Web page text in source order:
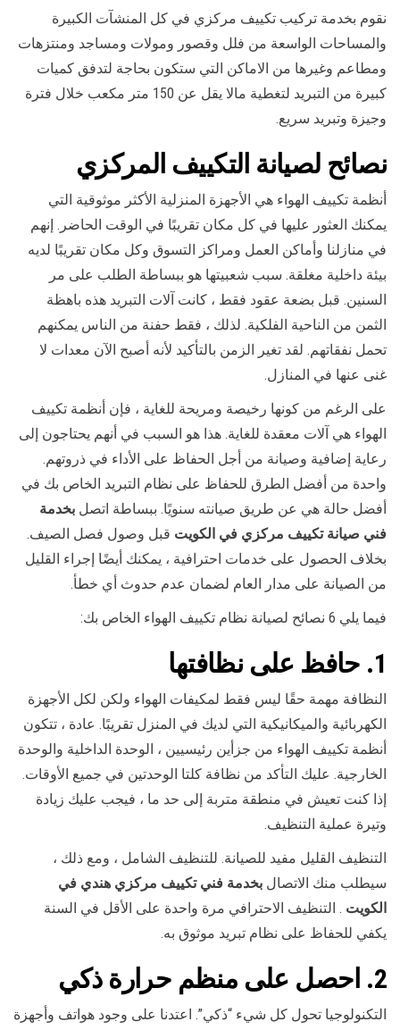
نقوم بخدمة تركيب تكييف مركزي في كل المنشآت الكبيرة
والمساحات الواسعة من فلل وقصور ومولات ومساجد ومنتزهات
ومطاعم وغيرها من الاماكن التي ستكون بحاجة لتدفق كميات
كبيرة من التبريد لتغطية مالا يقل عن 150 متر مكعب خلال فترة
وجيزة وتبريد سريع.
نصائح لصيانة التكييف المركزي
أنظمة تكييف الهواء هي الأجهزة المنزلية الأكثر موثوقية التي
يمكنك العثور عليها في كل مكان تقريبًا في الوقت الحاضر. إنهم
في منازلنا وأماكن العمل ومراكز التسوق وكل مكان تقريبًا لديه
بيئة داخلية مغلقة. سبب شعبيتها هو ببساطة الطلب على مر
السنين. قبل بضعة عقود فقط ، كانت آلات التبريد هذه باهظة
الثمن من الناحية الفلكية. لذلك ، فقط حفنة من الناس يمكنهم
تحمل نفقاتهم. لقد تغير الزمن بالتأكيد لأنه أصبح الآن معدات لا
غنى عنها في المنازل.
على الرغم من كونها رخيصة ومريحة للغاية ، فإن أنظمة تكييف
الهواء هي آلات معقدة للغاية. هذا هو السبب في أنهم يحتاجون إلى
رعاية إضافية وصيانة من أجل الحفاظ على الأداء في ذروتهم.
واحدة من أفضل الطرق للحفاظ على نظام التبريد الخاص بك في
أفضل حالة هي عن طريق صيانته سنويًا. ببساطة اتصل بخدمة
فني صيانة تكييف مركزي في الكويت قبل وصول فصل الصيف.
بخلاف الحصول على خدمات احترافية ، يمكنك أيضًا إجراء القليل
من الصيانة على مدار العام لضمان عدم حدوث أي خطأ.
فيما يلي 6 نصائح لصيانة نظام تكييف الهواء الخاص بك:
1. حافظ على نظافتها
النظافة مهمة حقًا ليس فقط لمكيفات الهواء ولكن لكل الأجهزة
الكهربائية والميكانيكية التي لديك في المنزل تقريبًا. عادة ، تتكون
أنظمة تكييف الهواء من جزأين رئيسيين ، الوحدة الداخلية والوحدة
الخارجية. عليك التأكد من نظافة كلتا الوحدتين في جميع الأوقات.
إذا كنت تعيش في منطقة متربة إلى حد ما ، فيجب عليك زيادة
وتيرة عملية التنظيف.
التنظيف القليل مفيد للصيانة. للتنظيف الشامل ، ومع ذلك ،
سيطلب منك الاتصال بخدمة فني تكييف مركزي هندي في
الكويت . التنظيف الاحترافي مرة واحدة على الأقل في السنة
يكفي للحفاظ على نظام تبريد موثوق به.
2. احصل على منظم حرارة ذكي
التكنولوجيا تحول كل شيء “ذكي”. اعتدنا على وجود هواتف وأجهزة